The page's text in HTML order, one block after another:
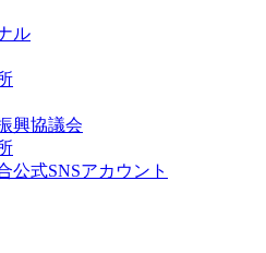
ル
興協議会
公式SNSアカウント